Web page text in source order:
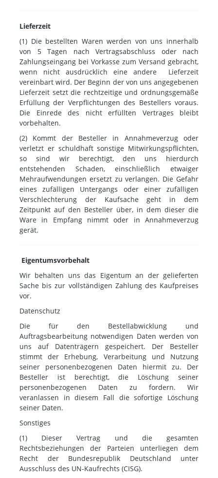
Lieferzeit
(1) Die bestellten Waren werden von uns innerhalb
von 5 Tagen nach Vertragsabschluss oder nach
Zahlungseingang bei Vorkasse zum Versand gebracht,
wenn nicht ausdrücklich eine andere Lieferzeit
vereinbart wird. Der Beginn der von uns angegebenen
Lieferzeit setzt die rechtzeitige und ordnungsgemäße
Erfüllung der Verpflichtungen des Bestellers voraus.
Die Einrede des nicht erfüllten Vertrages bleibt
vorbehalten.
(2) Kommt der Besteller in Annahmeverzug oder
verletzt er schuldhaft sonstige Mitwirkungspflichten,
so sind wir berechtigt, den uns hierdurch
entstehenden Schaden, einschließlich etwaiger
Mehraufwendungen ersetzt zu verlangen. Die Gefahr
eines zufälligen Untergangs oder einer zufälligen
Verschlechterung der Kaufsache geht in dem
Zeitpunkt auf den Besteller über, in dem dieser die
Ware in Empfang nimmt oder in Annahmeverzug
gerät.
Eigentumsvorbehalt
Wir behalten uns das Eigentum an der gelieferten
Sache bis zur vollständigen Zahlung des Kaufpreises
vor.
Datenschutz
Die für den Bestellabwicklung und
Auftragsbearbeitung notwendigen Daten werden von
uns auf Datenträgern gespeichert. Der Besteller
stimmt der Erhebung, Verarbeitung und Nutzung
seiner personenbezogenen Daten hiermit zu. Der
Besteller ist berechtigt, die Löschung seiner
personenbezogenen Daten zu fordern. Wir
veranlassen in diesem Fall die sofortige Löschung
seiner Daten.
Sonstiges
(1) Dieser Vertrag und die gesamten
Rechtsbeziehungen der Parteien unterliegen dem
Recht der Bundesrepublik Deutschland unter
Ausschluss des UN-Kaufrechts (CISG).